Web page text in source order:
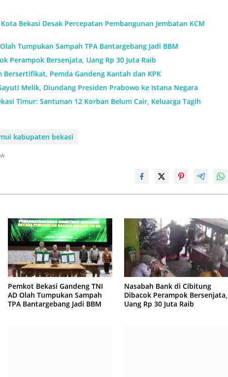
Bekasi Desak Percepatan Pembangunan Jembatan KCM
Tumpukan Sampah TPA Bantargebang Jadi BBM
Perampok Bersenjata, Uang Rp 30 Juta Raib
Bersertifikat, Pemda Gandeng Kantah dan KPK
Melik, Diundang Presiden Prabowo ke Istana Negara
Timur: Santunan 12 Korban Belum Cair, Keluarga Tagih
kabupaten bekasi
Pemkot Bekasi Gandeng TNI
AD Olah Tumpukan Sampah
TPA Bantargebang Jadi BBM
Nasabah Bank di Cibitung
Dibacok Perampok Bersenjata,
Uang Rp 30 Juta Raib